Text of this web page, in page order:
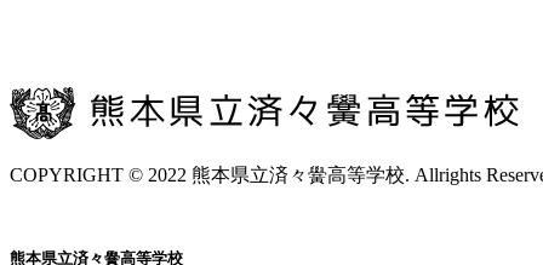
COPYRIGHT © 2022 熊本県立済々黌高等学校. Allrights
熊本県立済々黌高等学校